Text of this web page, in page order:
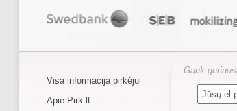
Visa informacija pirkėjui
Apie Pirk.lt
Gauk